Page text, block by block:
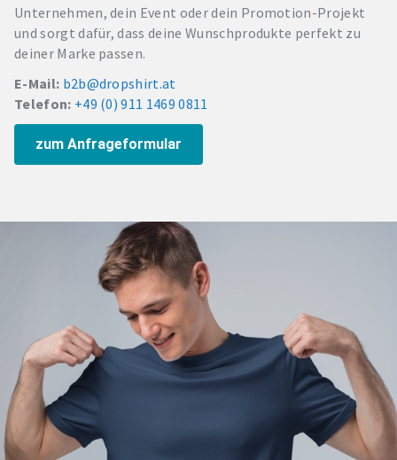
Unternehmen, dein Event oder dein Promotion-Projekt
und sorgt dafür, dass deine Wunschprodukte perfekt zu
deiner Marke passen.
E-Mail: b2b@dropshirt.at
Telefon: +49 (0) 911 1469 0811
zum Anfrageformular